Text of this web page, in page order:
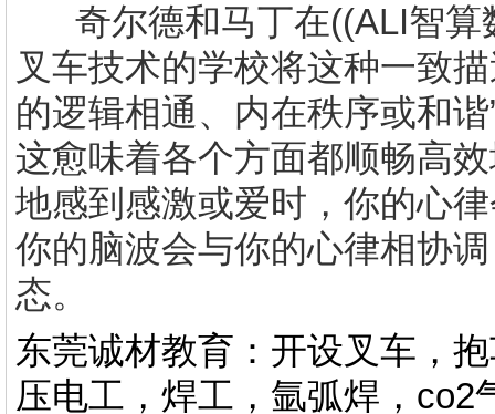
奇尔德和马丁在((ALI智算
叉车技术的学校将这种一致
的逻辑相通、内在秩序或和
这愈味着各个方面都顺畅高
地感到感激或爱时，你的心
你的脑波会与你的心律相协
态。
东莞诚材教育：开设叉车，
压电工，焊工，氩弧焊，co2